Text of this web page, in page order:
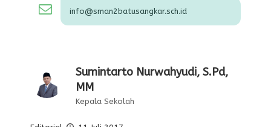
info@sman2batusangkar.sch.id
Sumintarto Nurwahyudi, S.Pd,
MM
Kepala Sekolah